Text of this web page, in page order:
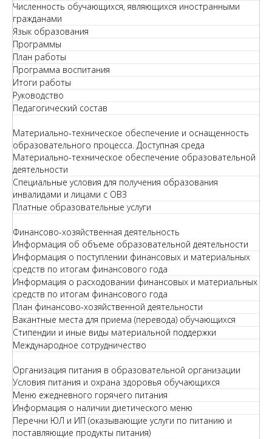
Численность обучающихся, являющихся иностранными
гражданами
Язык образования
Программы
План работы
Программа воспитания
Итоги работы
Руководство
Педагогический состав
Материально-техническое обеспечение и оснащенность
образовательного процесса. Доступная среда
Материально-техническое обеспечение образовательной
деятельности
Специальные условия для получения образования
инвалидами и лицами с ОВЗ
Платные образовательные услуги
Финансово-хозяйственная деятельность
Информация об объеме образовательной деятельности
Информация о поступлении финансовых и материальных
средств по итогам финансового года
Информация о расходовании финансовых и материальных
средств по итогам финансового года
План финансово-хозяйственной деятельности
Вакантные места для приема (перевода) обучающихся
Стипендии и иные виды материальной поддержки
Международное сотрудничество
Организация питания в образовательной организации
Условия питания и охрана здоровья обучающихся
Меню ежедневного горячего питания
Информация о наличии диетического меню
Перечни ЮЛ и ИП (оказывающие услуги по питанию и
поставляющие продукты питания)